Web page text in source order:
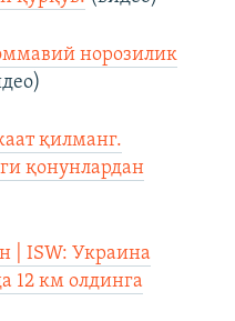
норозилик
қилманг.
қонунлардан
| ISW: Украина
12 км олдинга